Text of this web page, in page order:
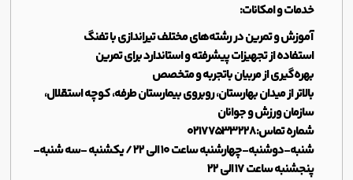
خدمات و امکانات:
آموزش و تمرین در رشته‌های مختلف تیراندازی با تفنگ
استفاده از تجهیزات پیشرفته و استاندارد برای تمرین
بهره‌گیری از مربیان باتجربه و متخصص
بالا‌تر از میدان بهارستان، روبروی بیمارستان طرفه، کوچه استقلال،
سازمان ورزش و جوانان
شماره تماس:02177533228
شنبه-دوشنبه-چهارشنبه ساعت 10 الی 22 / یکشنبه -سه شنبه-
پنجشنبه ساعت 17 الی 22